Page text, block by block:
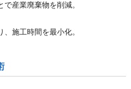
産業廃棄物を削減。
施工時間を最小化。